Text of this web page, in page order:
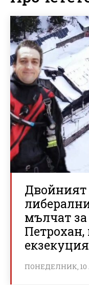
Двойният
мълчат
Петрохан,
ПОНЕДЕЛНИК, 10